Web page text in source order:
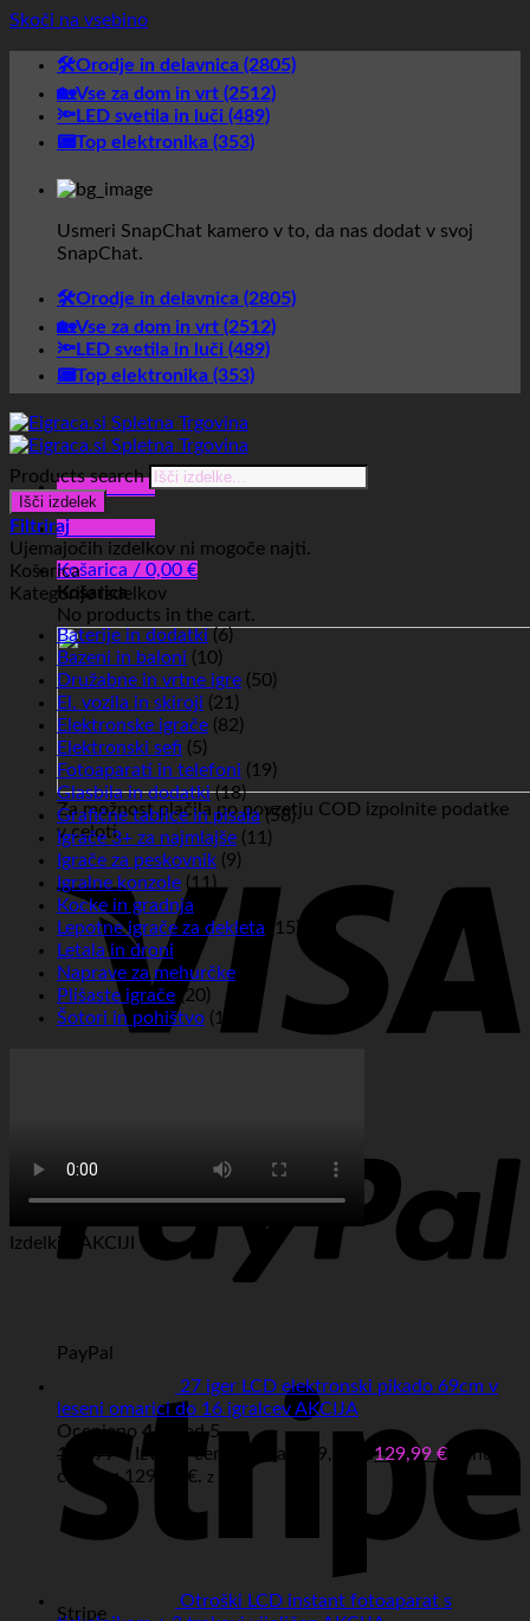
Skoči na vsebino
🛠️Orodje in delavnica (2805)
🏡Vse za dom in vrt (2512)
🔦LED svetila in luči (489)
📟Top elektronika (353)
Usmeri SnapChat kamero v to, da nas dodat v svoj
SnapChat.
🛠️Orodje in delavnica (2805)
🏡Vse za dom in vrt (2512)
🔦LED svetila in luči (489)
📟Top elektronika (353)
Glavni meni
Glavni meni
Košarica / 0,00 €
Košarica
No products in the cart.
Za možnost plačila po povzetju COD izpolnite podatke
v celoti.
PayPal
Stripe
Products search
Išči izdelek
Filtriraj
Ujemajočih izdelkov ni mogoče najti.
Košarica
Kategorije izdelkov
Baterije in dodatki (6)
Bazeni in baloni (10)
Družabne in vrtne igre (50)
El. vozila in skiroji (21)
Elektronske igrače (82)
Elektronski sefi (5)
Fotoaparati in telefoni (19)
Glasbila in dodatki (18)
Grafične tablice in pisala (58)
Igrače 3+ za najmlajše (11)
Igrače za peskovnik (9)
Igralne konzole (11)
Kocke in gradnja
Lepotne igrače za dekleta (15)
Letala in droni
Naprave za mehurčke
Plišaste igrače (20)
Šotori in pohištvo (16)
Izdelki v AKCIJI
27 iger LCD elektronski pikado 69cm v
leseni omarici do 16 igralcev AKCIJA
Ocenjeno 4.67
od 5
149,99€ Izvirna cena je bila: 149,99 €.129,99 € Trenutna
cena je: 129,99 €. z DDV
Otroški LCD instant fotoaparat s